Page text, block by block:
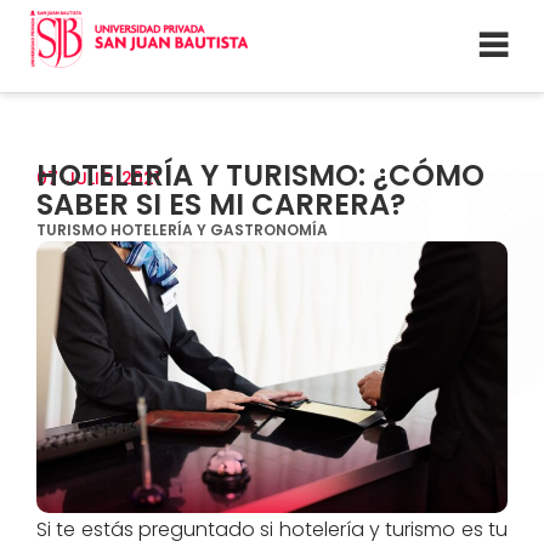
07 JULIO 2021
HOTELERÍA Y TURISMO: ¿CÓMO
SABER SI ES MI CARRERA?
TURISMO HOTELERÍA Y GASTRONOMÍA
Si te estás preguntado si hotelería y turismo es tu